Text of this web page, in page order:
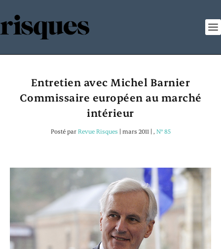
Entretien avec Michel Barnier
Commissaire européen au marché
intérieur
Posté parRevue Risques |mars 2011 | , N° 85